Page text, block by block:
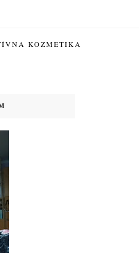
KOZMETIKA